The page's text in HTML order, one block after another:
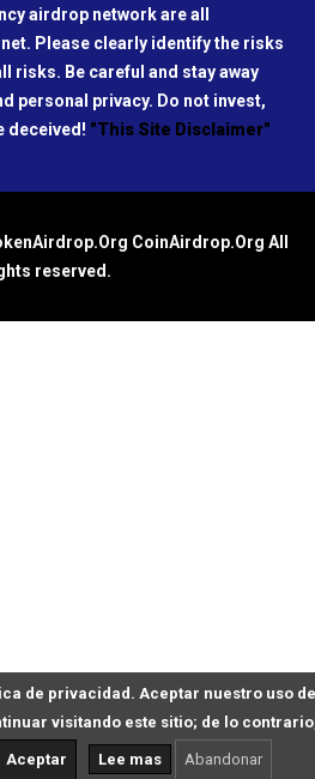
airdrop network are all
Please clearly identify the risks
risks. Be careful and stay away
personal privacy. Do not invest,
deceived! "This Site Disclaimer"
CoinAirdrop.Org All
reserved.
de privacidad. Aceptar nuestro uso de
visitando este sitio; de lo
Aceptar Lee mas Abandonar